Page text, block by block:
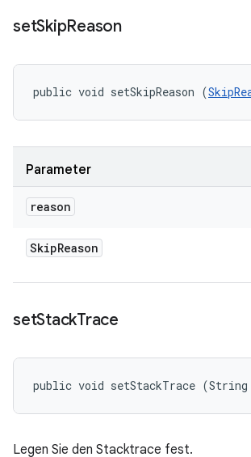
setSkipReason
public void setSkipReason (
Parameter
reason
SkipReason
setStackTrace
public void setStackTrace (String
Legen Sie den Stacktrace fest.